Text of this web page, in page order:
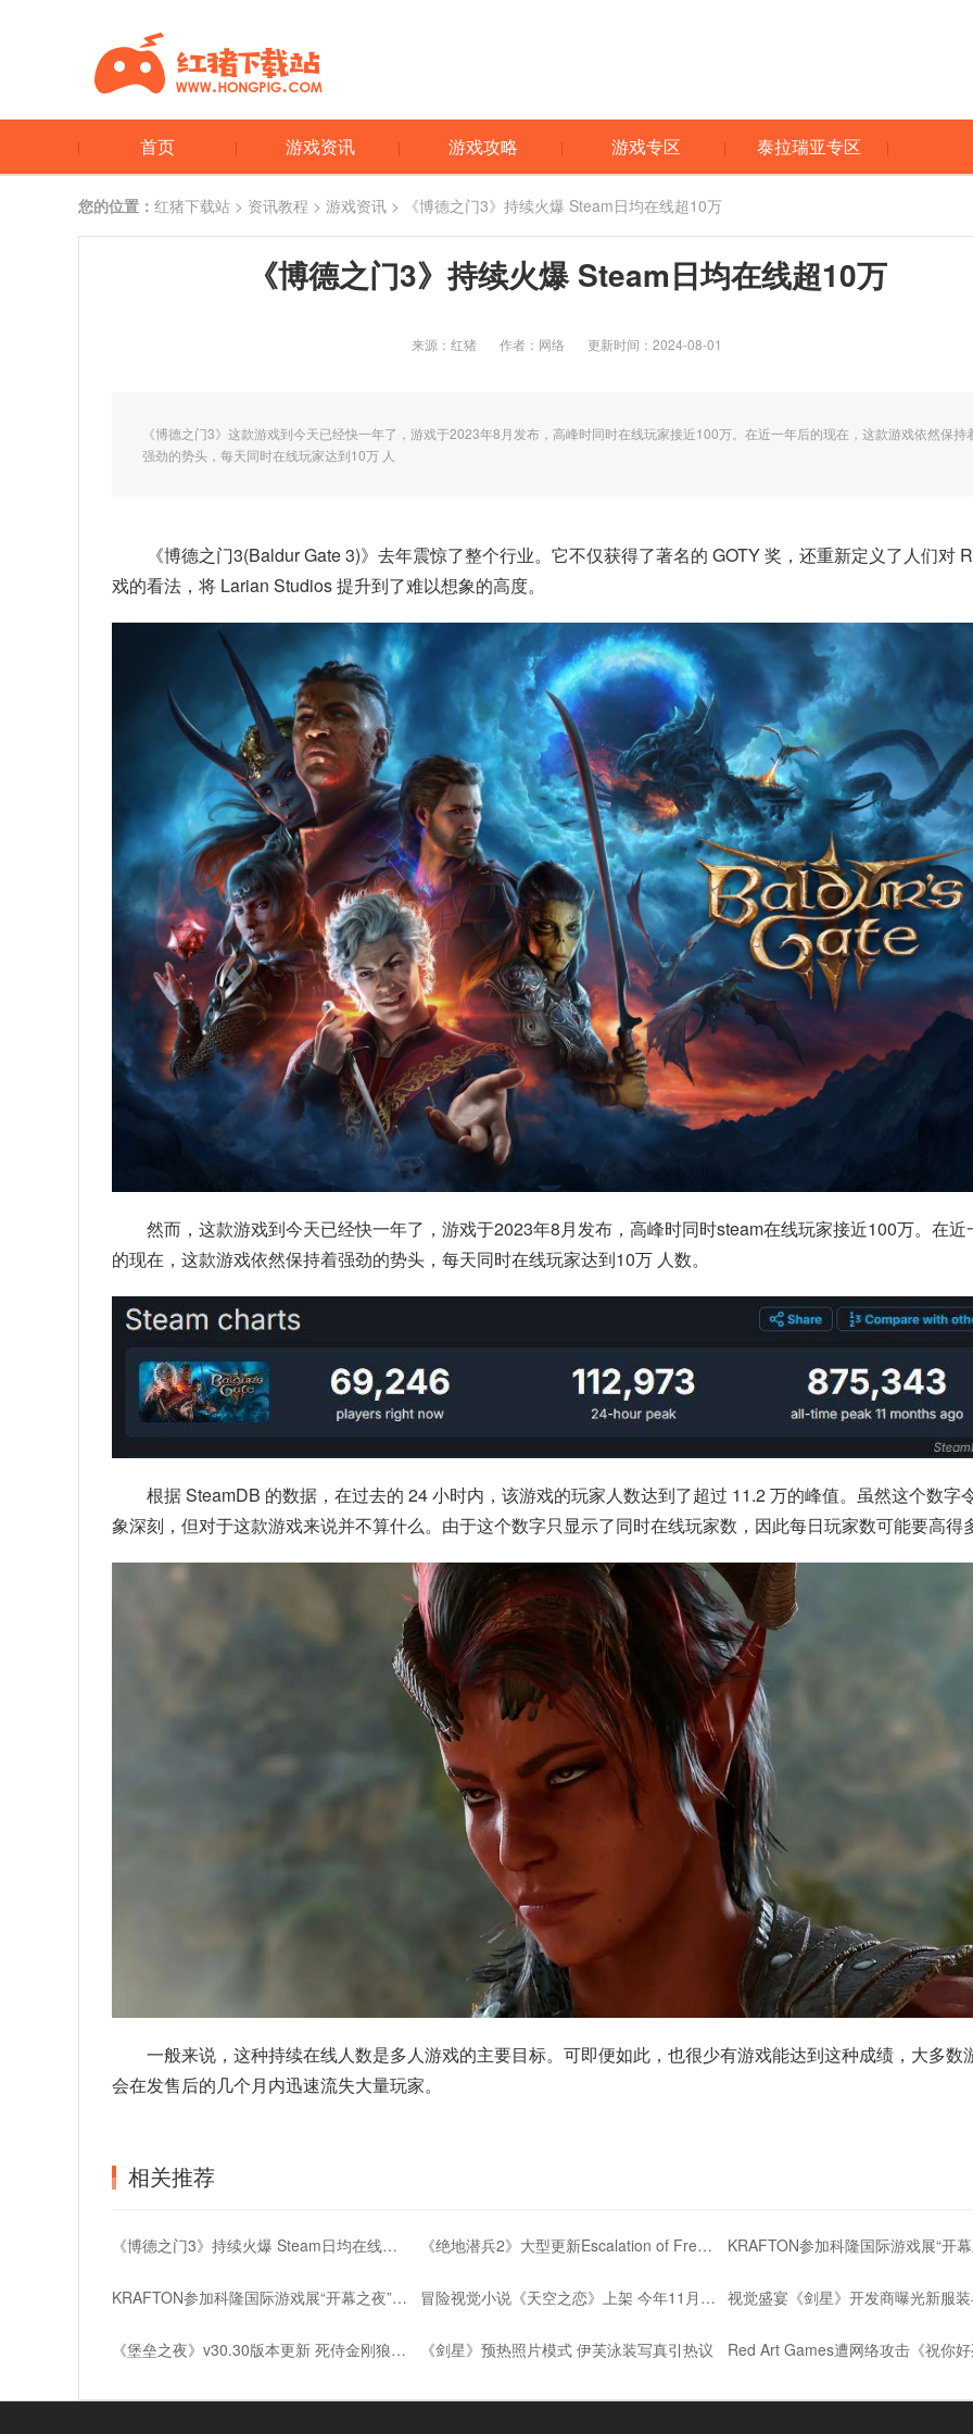
首页 游戏资讯 游戏攻略 游戏专区 泰拉瑞亚专区
您的位置： 红猪下载站 > 资讯教程 > 游戏资讯 > 《博德之门3》持续火爆 Steam日均在线超10万
《博德之门3》持续火爆 Steam日均在线超10万
来源：红猪 作者：网络 更新时间：2024-08-01
《博德之门3》这款游戏到今天已经快一年了，游戏于2023年8月发布，高峰时同时在线玩家接近100万。在近一年后的现在，这款游戏依然保持
强劲的势头，每天同时在线玩家达到10万 人
《博德之门3(Baldur Gate 3)》去年震惊了整个行业。它不仅获得了著名的 GOTY 奖，还重新定义了人们对
戏的看法，将 Larian Studios 提升到了难以想象的高度。
然而，这款游戏到今天已经快一年了，游戏于2023年8月发布，高峰时同时steam在线玩家接近100万。在近
的现在，这款游戏依然保持着强劲的势头，每天同时在线玩家达到10万 人数。
根据 SteamDB 的数据，在过去的 24 小时内，该游戏的玩家人数达到了超过 11.2 万的峰值。虽然这个数字
象深刻，但对于这款游戏来说并不算什么。由于这个数字只显示了同时在线玩家数，因此每日玩家数可能要高得
一般来说，这种持续在线人数是多人游戏的主要目标。可即便如此，也很少有游戏能达到这种成绩，大多数
会在发售后的几个月内迅速流失大量玩家。
相关推荐
《博德之门3》持续火爆 Steam日均在线超10万 《绝地潜兵2》大型更新Escalation of Freedom
KRAFTON参加科隆国际游戏展“开幕之夜” 首次公开俩新作《越来越黑暗手游》《InZOl》 冒险视觉小说《天空之恋》上架 今年11月发售
《堡垒之夜》v30.30版本更新 死侍金刚狼联动登场 《剑星》预热照片模式 伊芙泳装写真引热议